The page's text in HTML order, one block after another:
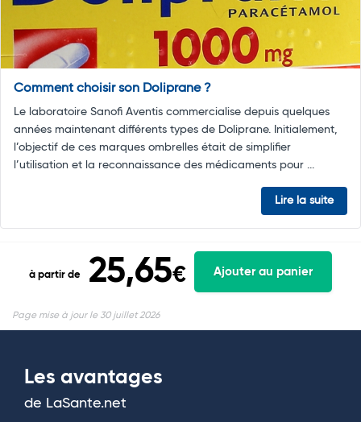
Comment choisir son Doliprane ?
Le laboratoire Sanofi Aventis commercialise depuis quelques
années maintenant différents types de Doliprane. Initialement,
l’objectif de ces marques ombrelles était de simplifier
l’utilisation et la reconnaissance des médicaments pour ...
Lire la suite
à partir de 25,65€ Ajouter au panier
Page mise à jour le 30 juillet 2026
Les avantages
de LaSante.net